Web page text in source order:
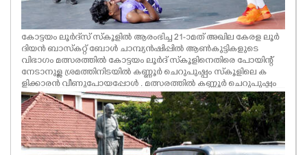
കോട്ടയം ലൂര്‍ദ്‌സ് സ്‌കൂളില്‍ ആരംഭിച്ച 21-ാമത് അഖില കേരള ലൂർ
ദിയന്‍ ബാസ്‌കറ്റ് ബോള്‍ ചാമ്പ്യന്‍ഷിപ്പിൽ ആൺകുട്ടികളുടെ
വിഭാഗം മത്സരത്തിൽ കോട്ടയം ലൂര്‍ദ് സ്‌കൂളിനെതിരെ പോയിന്റ്
നേടാനുള്ള ശ്രമത്തിനിടയിൽ കണ്ണൂര്‍ ചെറുപുഷ്പം സ്‌കൂളിലെ ക
ളിക്കാരൻ വീണുപോയപ്പോൾ . മത്സരത്തിൽ കണ്ണൂർ ചെറുപുഷ്പം
സ്കൂൾ വിജയികളായി